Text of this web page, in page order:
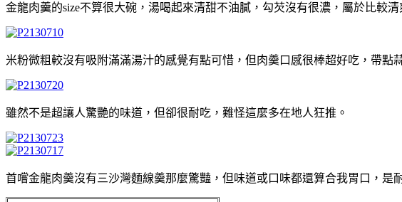
金龍肉羹的size不算很大碗，湯喝起來清甜不油膩，勾芡沒有很濃，屬於比較
米粉微粗較沒有吸附滿滿湯汁的感覺有點可惜，但肉羹口感很棒超好吃，帶點
雖然不是超讓人驚艷的味道，但卻很耐吃，難怪這麼多在地人狂推。
首嚐金龍肉羹沒有三沙灣麵線羹那麼驚豔，但味道或口味都還算合我胃口，是